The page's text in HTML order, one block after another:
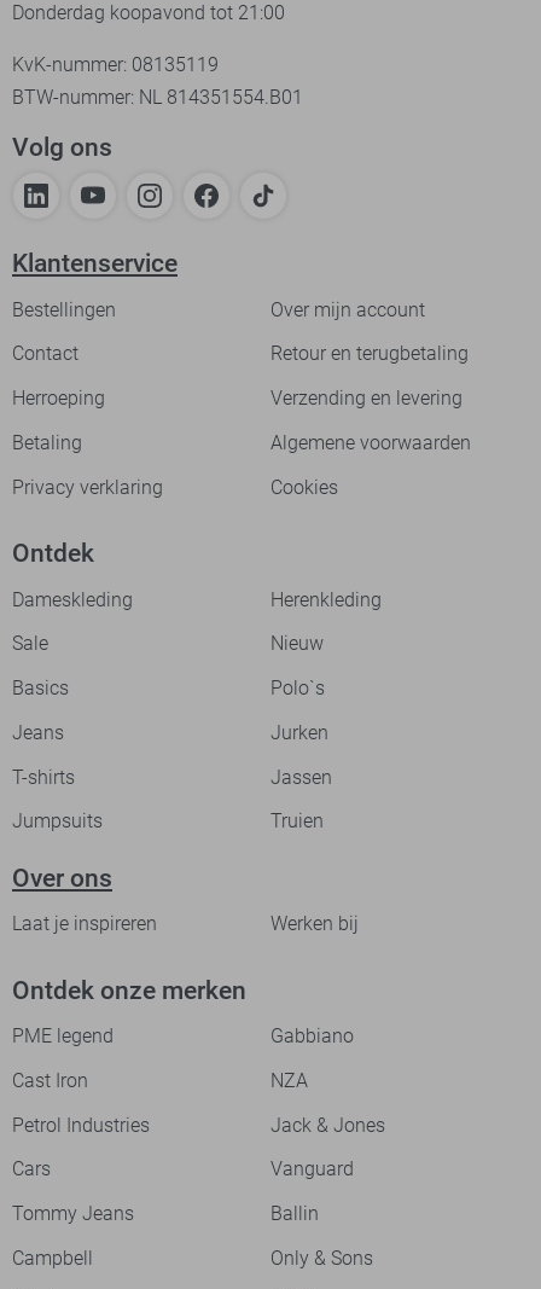
Donderdag koopavond tot 21:00
KvK-nummer: 08135119
BTW-nummer: NL 814351554.B01
Volg ons
Klantenservice
Bestellingen
Over mijn account
Contact
Retour en terugbetaling
Herroeping
Verzending en levering
Betaling
Algemene voorwaarden
Privacy verklaring
Cookies
Ontdek
Dameskleding
Herenkleding
Sale
Nieuw
Basics
Polo`s
Jeans
Jurken
T-shirts
Jassen
Jumpsuits
Truien
Over ons
Laat je inspireren Werken bij
Ontdek onze merken
PME legend
Gabbiano
Cast Iron
NZA
Petrol Industries
Jack & Jones
Cars
Vanguard
Tommy Jeans
Ballin
Campbell
Only & Sons